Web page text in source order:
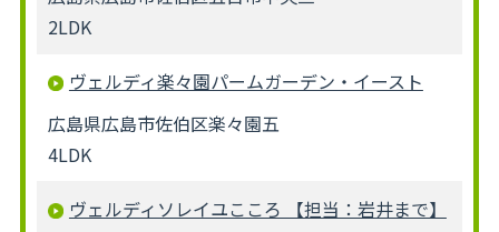
2LDK
ヴェルディ楽々園パームガーデン・イースト
広島県広島市佐伯区楽々園五
4LDK
ヴェルディソレイユこころ 【担当：岩井まで】